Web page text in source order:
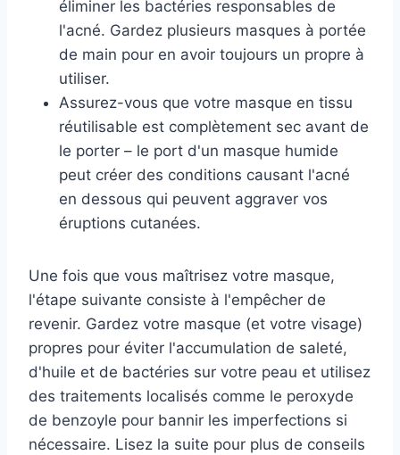
éliminer les bactéries responsables de
l'acné. Gardez plusieurs masques à portée
de main pour en avoir toujours un propre à
utiliser.
Assurez-vous que votre masque en tissu
réutilisable est complètement sec avant de
le porter – le port d'un masque humide
peut créer des conditions causant l'acné
en dessous qui peuvent aggraver vos
éruptions cutanées.
Une fois que vous maîtrisez votre masque,
l'étape suivante consiste à l'empêcher de
revenir. Gardez votre masque (et votre visage)
propres pour éviter l'accumulation de saleté,
d'huile et de bactéries sur votre peau et utilisez
des traitements localisés comme le peroxyde
de benzoyle pour bannir les imperfections si
nécessaire. Lisez la suite pour plus de conseils